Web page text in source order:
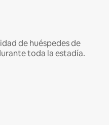
de huéspedes de
toda la estadía.